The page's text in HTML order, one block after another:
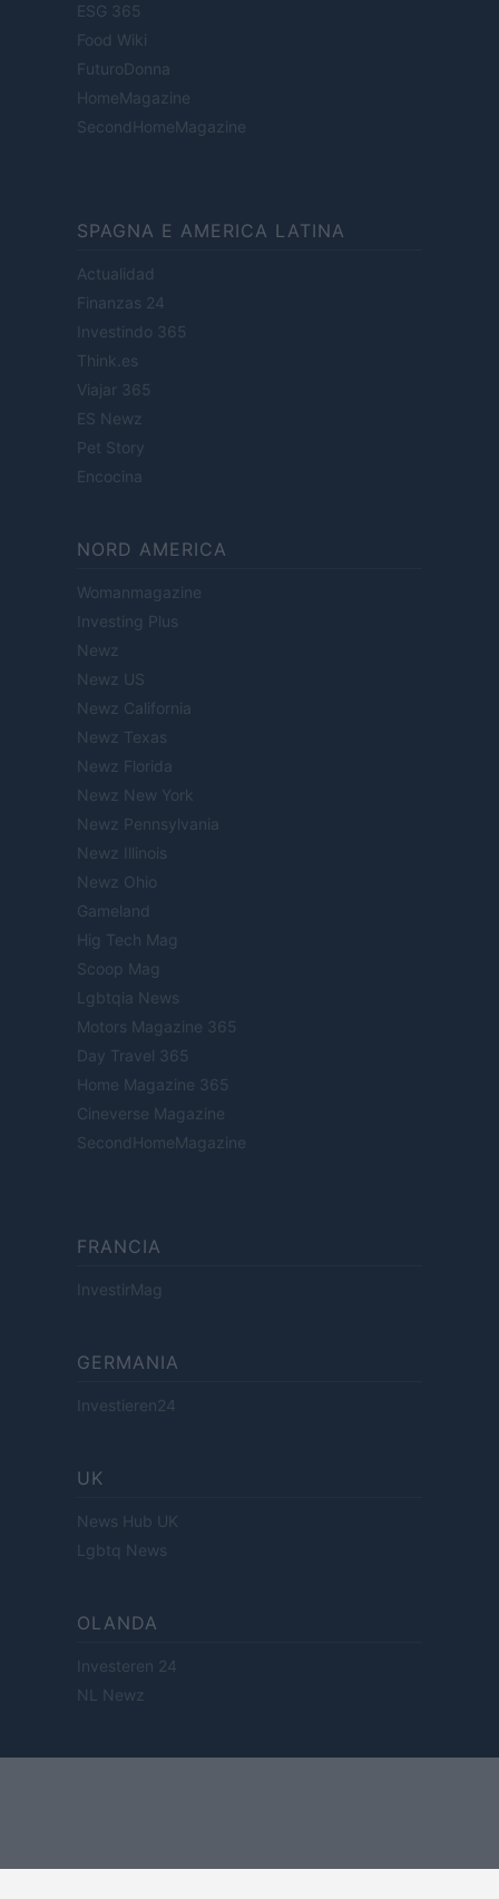
ESG 365
Food Wiki
FuturoDonna
HomeMagazine
SecondHomeMagazine
SPAGNA E AMERICA LATINA
Actualidad
Finanzas 24
Investindo 365
Think.es
Viajar 365
ES Newz
Pet Story
Encocina
NORD AMERICA
Womanmagazine
Investing Plus
Newz
Newz US
Newz California
Newz Texas
Newz Florida
Newz New York
Newz Pennsylvania
Newz Illinois
Newz Ohio
Gameland
Hig Tech Mag
Scoop Mag
Lgbtqia News
Motors Magazine 365
Day Travel 365
Home Magazine 365
Cineverse Magazine
SecondHomeMagazine
FRANCIA
InvestirMag
GERMANIA
Investieren24
UK
News Hub UK
Lgbtq News
OLANDA
Investeren 24
NL Newz